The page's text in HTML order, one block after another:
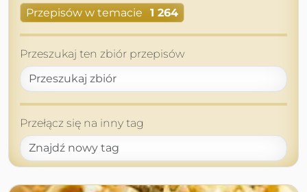
Przepisów w temacie 1 264
Przeszukaj ten zbiór przepisów
Przełącz się na inny tag